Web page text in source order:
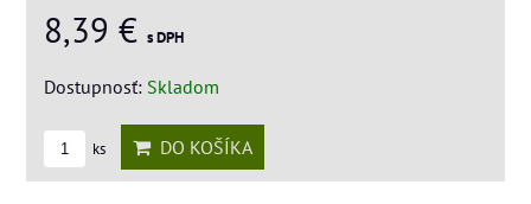
8,39 € s DPH
Dostupnosť: Skladom
ks DO KOŠÍKA